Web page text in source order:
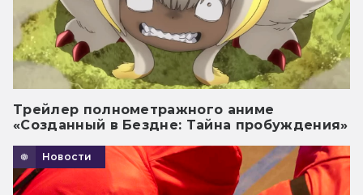
Трейлер полнометражного аниме
«Созданный в Бездне: Тайна пробуждения»
Новости